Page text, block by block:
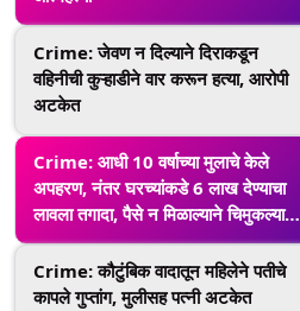
Crime: जेवण न दिल्याने दिराकडून
वहिनीची कुऱ्हाडीने वार करून हत्या, आरोपी
अटकेत
Crime: आधी 10 वर्षाच्या मुलाचे केले
अपहरण, नंतर घरच्यांकडे 6 लाख देण्याचा
लावला तगादा, पैसे न मिळाल्याने चिमुकल्याची
हत्या
Crime: कौटुंबिक वादातून महिलेने पतीचे
कापले गुप्तांग, मुलीसह पत्नी अटकेत